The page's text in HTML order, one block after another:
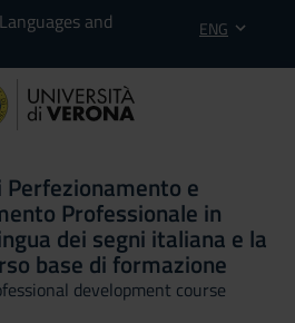
and
ENG
Perfezionamento e
Professionale in
dei segni italiana e la
base di formazione
development course